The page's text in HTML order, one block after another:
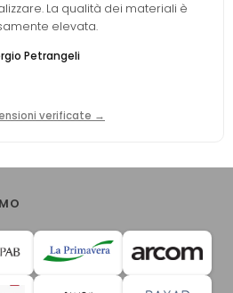
La qualità dei materiali è
elevata.
Petrangeli
verificate →